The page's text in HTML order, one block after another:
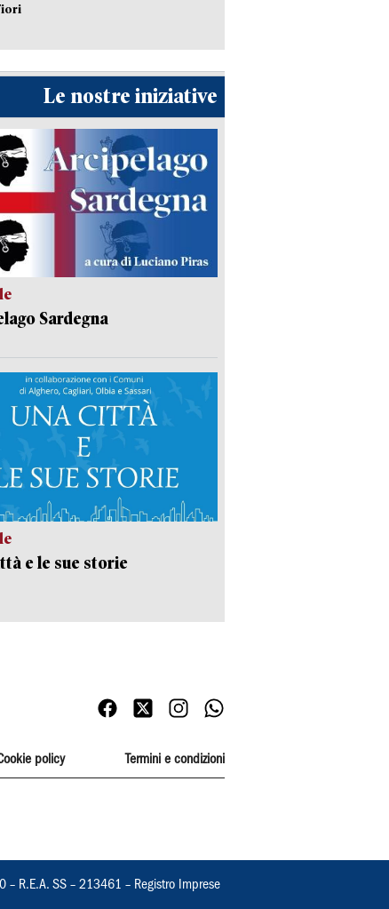
Le nostre iniziative
Sardegna
e le sue storie
policy Termini e condizioni
R.E.A. SS – 213461 – Registro Imprese